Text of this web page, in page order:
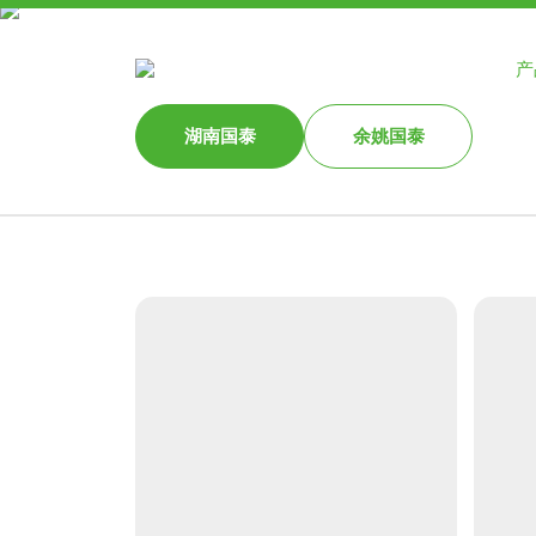
湖南国泰 余姚国泰